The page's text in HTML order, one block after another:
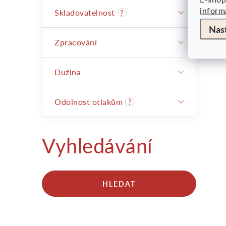
Skladovatelnost ?
Zpracování
Dužina
Odolnost otlakům ?
Vyhledávání
HLEDAT
r